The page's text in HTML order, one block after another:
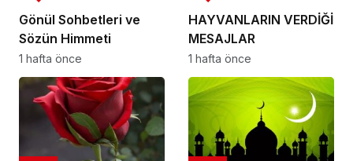
Gönül Sohbetleri ve
Sözün Himmeti
1 hafta önce
HAYVANLARIN VERDİĞİ
MESAJLAR
1 hafta önce